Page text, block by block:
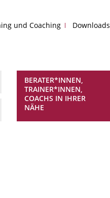
und Coaching Downloads
BERATER*INNEN,
TRAINER*INNEN,
COACHS IN IHRER
NÄHE